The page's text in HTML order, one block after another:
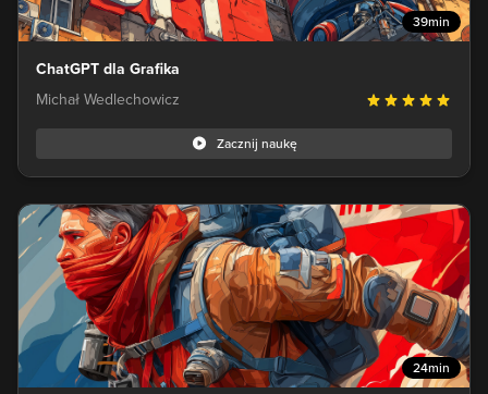
39min
ChatGPT dla Grafika
Michał Wedlechowicz
Zacznij naukę
24min